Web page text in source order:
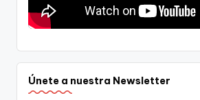
Únete a nuestra Newsletter